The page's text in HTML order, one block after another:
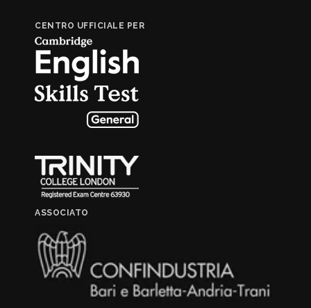
CENTRO UFFICIALE PER
ASSOCIATO